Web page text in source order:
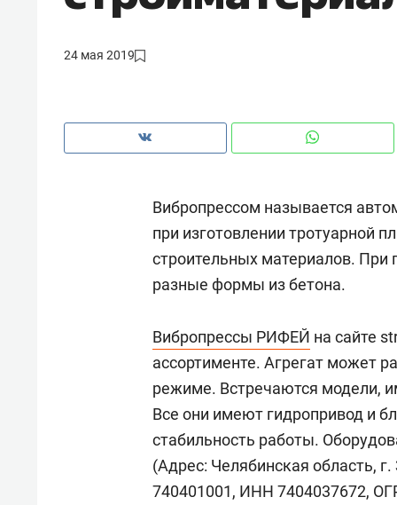
24 мая 2019
Вибропрессом называется
при изготовлении тротуарной
строительных материалов.
разные формы из бетона.
Вибропрессы РИФЕЙ на сайте
ассортименте. Агрегат может
режиме. Встречаются модели,
Все они имеют гидропривод и
стабильность работы.
(Адрес: Челябинская область,
740401001, ИНН 7404037672,
рынки, почему надо знать
Как ГК «МИР ГРУПП» и ВТБ
создают оазис жилого
комфорта под Казанью
ID